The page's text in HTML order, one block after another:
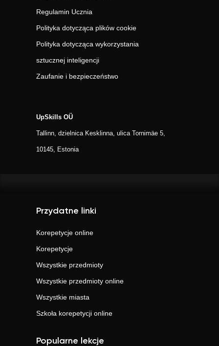
Regulamin Ucznia
Polityka dotycząca plików cookie
Polityka dotycząca wykorzystania
sztucznej inteligencji
Zaufanie i bezpieczeństwo
UpSkills OÜ
Tallinn, dzielnica Kesklinna, ulica Tornimäe 5,
10145, Estonia
Przydatne linki
Korepetycje online
Korepetycje
Wszystkie przedmioty
Wszystkie przedmioty online
Wszystkie miasta
Szkoła korepetycji online
Popularne lekcje